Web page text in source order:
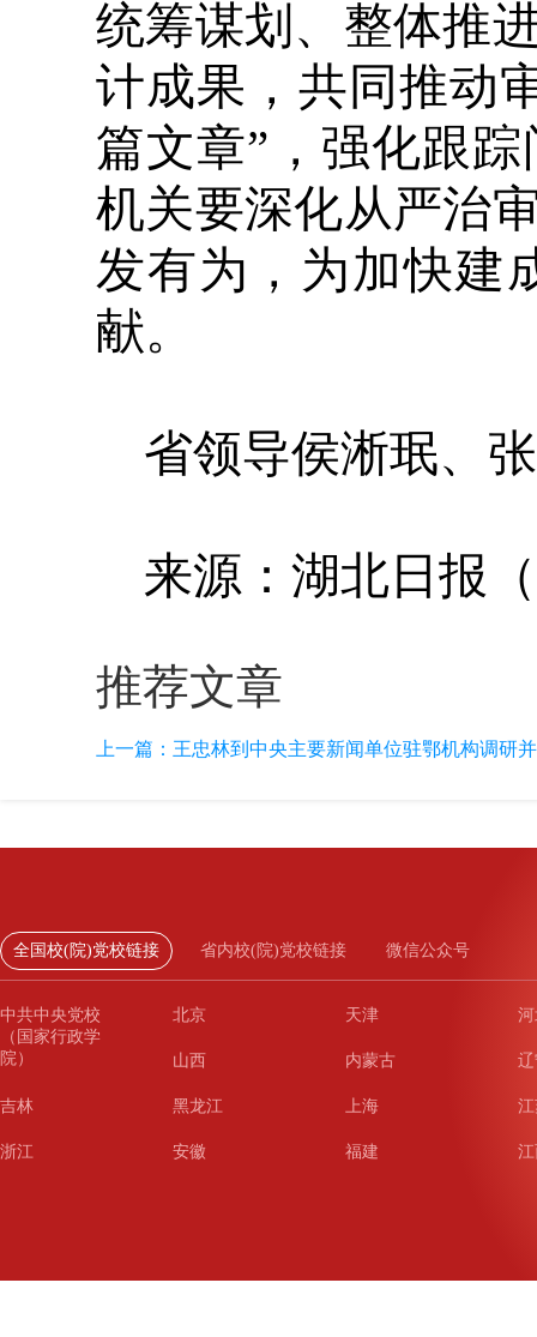
统筹谋划、整体推
计成果，共同推动
篇文章”，强化跟
机关要深化从严治
发有为，为加快建
献。
省领导侯淅珉、
来源：湖北日报
推荐文章
上一篇： 王忠林到中央主要新闻单位驻鄂机构调研
全国校(院)党校链接 省内校(院)党校链接 微信公众号
中共中央党校
（国家行政学
院）
北京 天津
山西 内蒙古
吉林 黑龙江 上海
浙江 安徽 福建